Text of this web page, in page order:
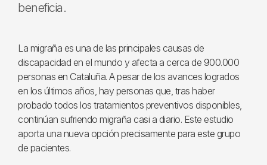
beneficia.
La migraña es una de las principales causas de
discapacidad en el mundo y afecta a cerca de 900.000
personas en Cataluña. A pesar de los avances logrados
en los últimos años, hay personas que, tras haber
probado todos los tratamientos preventivos disponibles,
continúan sufriendo migraña casi a diario. Este estudio
aporta una nueva opción precisamente para este grupo
de pacientes.